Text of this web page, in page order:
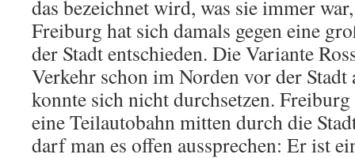
das bezeichnet wird, was sie immer
Freiburg hat sich damals gegen eine
der Stadt entschieden. Die Variante
Verkehr schon im Norden vor der Stadt
konnte sich nicht durchsetzen.
eine Teilautobahn mitten durch die
darf man es offen aussprechen: Er ist